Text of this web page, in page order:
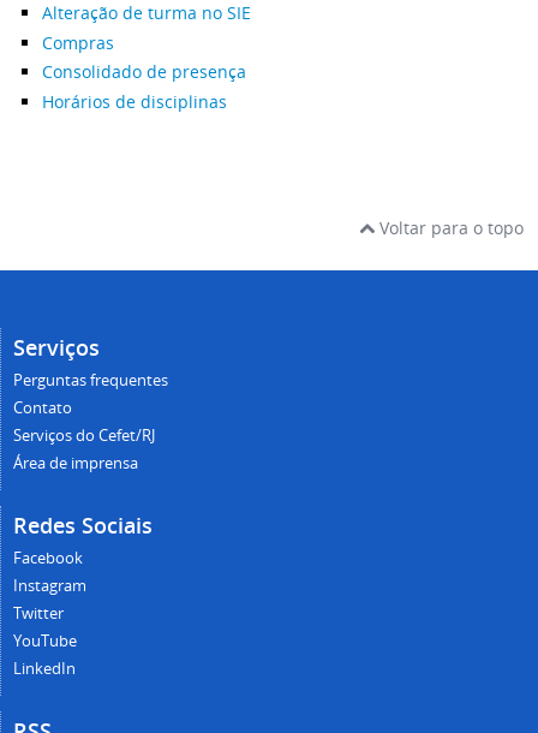
Alteração de turma no SIE
Compras
Consolidado de presença
Horários de disciplinas
Voltar para o topo
Serviços
Perguntas frequentes
Contato
Serviços do Cefet/RJ
Área de imprensa
Redes Sociais
Facebook
Instagram
Twitter
YouTube
LinkedIn